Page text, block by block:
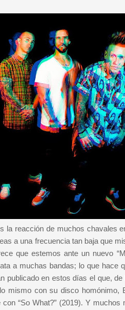
la reacción de muchos chavales
a una frecuencia tan baja que
que estemos ante un nuevo
a muchas bandas; lo que hace
publicado en estos días el que,
mismo con su disco homónimo,
“So What?” (2019). Y